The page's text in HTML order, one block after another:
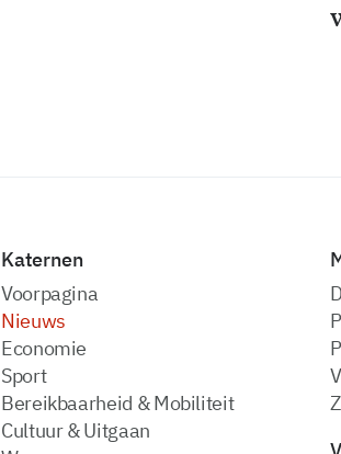
Katernen
Voorpagina
Nieuws
Economie
Sport
Bereikbaarheid & Mobiliteit
Cultuur & Uitgaan